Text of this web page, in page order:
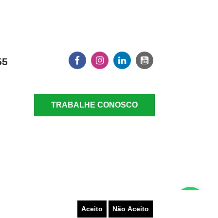
Aceito Não Aceito
TRABALHE CONOSCO
AUTO-ATENDIMENTO